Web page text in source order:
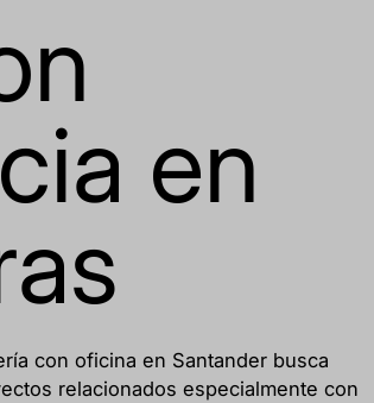
en
con oficina en Santander busca
relacionados especialmente con